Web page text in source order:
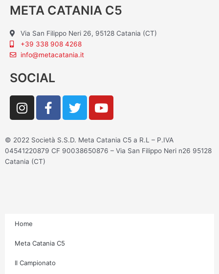
META CATANIA C5
Via San Filippo Neri 26, 95128 Catania (CT)
+39 338 908 4268
info@metacatania.it
SOCIAL
I
n
t
a
g
F
a
e
b
T
w
t
t
Y
o
t
u
© 2022 Società S.S.D. Meta Catania C5 a R.L – P.IVA
04541220879 CF 90038650876 – Via San Filippo Neri n26 95128
Catania (CT)
Home
Meta Catania C5
Il Campionato